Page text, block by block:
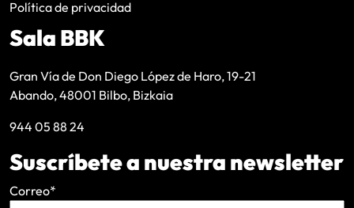
Política de privacidad
Sala BBK
Gran Vía de Don Diego López de Haro, 19-21
Abando, 48001 Bilbo, Bizkaia
944 05 88 24
Suscríbete a nuestra newsletter
Correo*